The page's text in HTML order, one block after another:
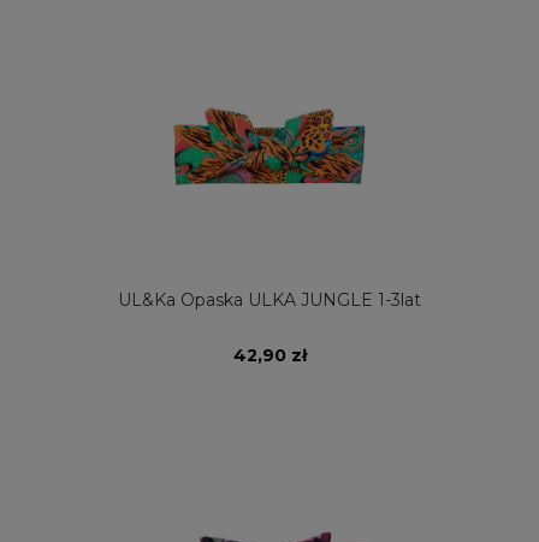
UL&Ka Opaska ULKA JUNGLE 1-3lat
42,90 zł